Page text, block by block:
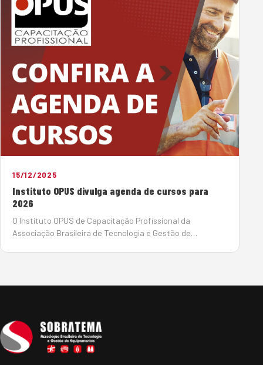
15/12/2025
Instituto OPUS divulga agenda de cursos para
2026
O Instituto OPUS de Capacitação Profissional da
Associação Brasileira de Tecnologia e Gestão de